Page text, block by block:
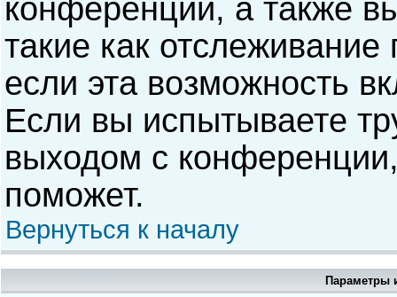
конференции, а также
такие как
если эта возможность
Если вы испытываете
выходом с
поможет.
Вернуться к началу
Параметры